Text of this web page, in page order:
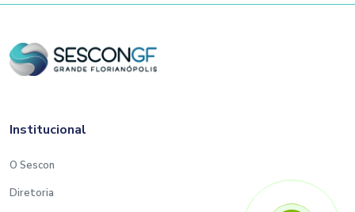
Institucional
O Sescon
Diretoria